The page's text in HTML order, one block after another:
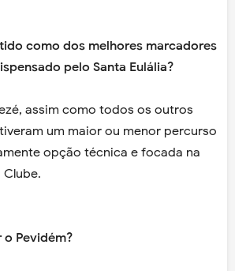
como dos melhores marcadores
pelo Santa Eulália?
assim como todos os outros
um maior ou menor percurso
opção técnica e focada na
Pevidém?